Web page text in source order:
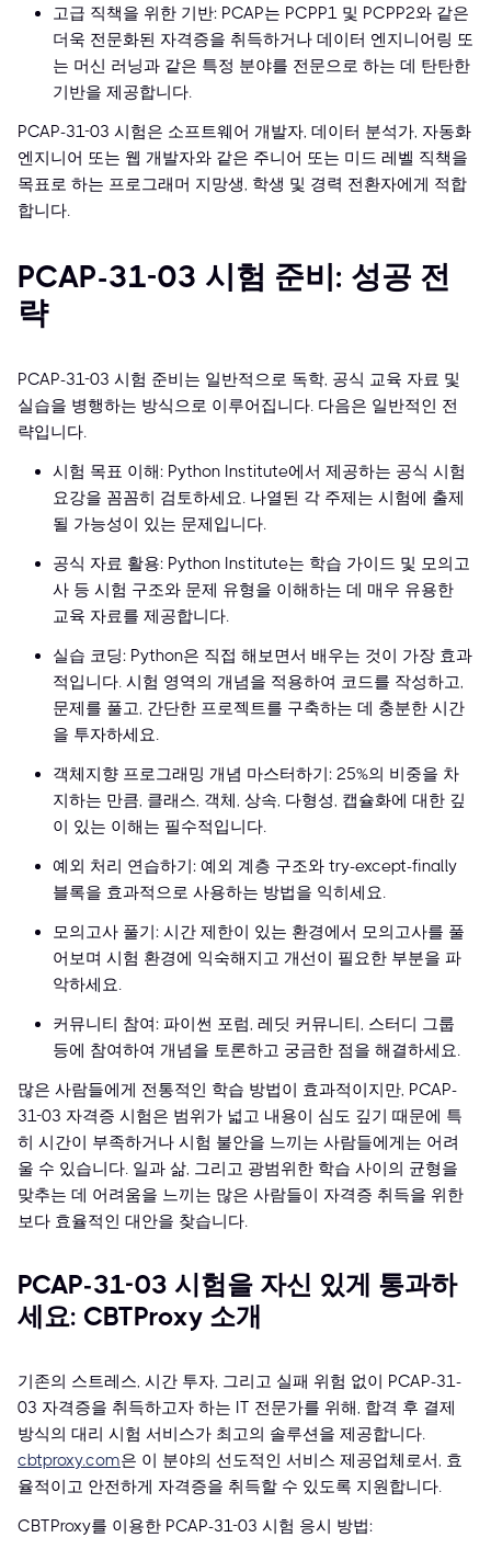
고급 직책을 위한 기반: PCAP는 PCPP1 및 PCPP2와 같은
더욱 전문화된 자격증을 취득하거나 데이터 엔지니어링 또
는 머신 러닝과 같은 특정 분야를 전문으로 하는 데 탄탄한
기반을 제공합니다.
PCAP-31-03 시험은 소프트웨어 개발자, 데이터 분석가, 자동화
엔지니어 또는 웹 개발자와 같은 주니어 또는 미드 레벨 직책을
목표로 하는 프로그래머 지망생, 학생 및 경력 전환자에게 적합
합니다.
PCAP-31-03 시험 준비: 성공 전
략
PCAP-31-03 시험 준비는 일반적으로 독학, 공식 교육 자료 및
실습을 병행하는 방식으로 이루어집니다. 다음은 일반적인 전
략입니다.
시험 목표 이해: Python Institute에서 제공하는 공식 시험
요강을 꼼꼼히 검토하세요. 나열된 각 주제는 시험에 출제
될 가능성이 있는 문제입니다.
공식 자료 활용: Python Institute는 학습 가이드 및 모의고
사 등 시험 구조와 문제 유형을 이해하는 데 매우 유용한
교육 자료를 제공합니다.
실습 코딩: Python은 직접 해보면서 배우는 것이 가장 효과
적입니다. 시험 영역의 개념을 적용하여 코드를 작성하고,
문제를 풀고, 간단한 프로젝트를 구축하는 데 충분한 시간
을 투자하세요.
객체지향 프로그래밍 개념 마스터하기: 25%의 비중을 차
지하는 만큼, 클래스, 객체, 상속, 다형성, 캡슐화에 대한 깊
이 있는 이해는 필수적입니다.
예외 처리 연습하기: 예외 계층 구조와 try-except-finally
블록을 효과적으로 사용하는 방법을 익히세요.
모의고사 풀기: 시간 제한이 있는 환경에서 모의고사를 풀
어보며 시험 환경에 익숙해지고 개선이 필요한 부분을 파
악하세요.
커뮤니티 참여: 파이썬 포럼, 레딧 커뮤니티, 스터디 그룹
등에 참여하여 개념을 토론하고 궁금한 점을 해결하세요.
많은 사람들에게 전통적인 학습 방법이 효과적이지만, PCAP-
31-03 자격증 시험은 범위가 넓고 내용이 심도 깊기 때문에 특
히 시간이 부족하거나 시험 불안을 느끼는 사람들에게는 어려
울 수 있습니다. 일과 삶, 그리고 광범위한 학습 사이의 균형을
맞추는 데 어려움을 느끼는 많은 사람들이 자격증 취득을 위한
보다 효율적인 대안을 찾습니다.
PCAP-31-03 시험을 자신 있게 통과하
세요: CBTProxy 소개
기존의 스트레스, 시간 투자, 그리고 실패 위험 없이 PCAP-31-
03 자격증을 취득하고자 하는 IT 전문가를 위해, 합격 후 결제
방식의 대리 시험 서비스가 최고의 솔루션을 제공합니다.
cbtproxy.com은 이 분야의 선도적인 서비스 제공업체로서, 효
율적이고 안전하게 자격증을 취득할 수 있도록 지원합니다.
CBTProxy를 이용한 PCAP-31-03 시험 응시 방법: